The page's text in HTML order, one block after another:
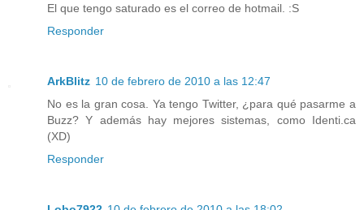
El que tengo saturado es el correo de hotmail. :S
Responder
ArkBlitz 10 de febrero de 2010 a las 12:47
No es la gran cosa. Ya tengo Twitter, ¿para qué pasarme a
Buzz? Y además hay mejores sistemas, como Identi.ca
(XD)
Responder